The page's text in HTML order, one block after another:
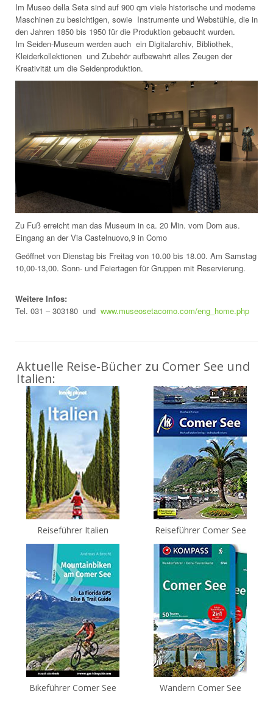
Im Museo della Seta sind auf 900 qm viele historische und moderne
Maschinen zu besichtigen, sowie Instrumente und Webstühle, die in
den Jahren 1850 bis 1950 für die Produktion gebaucht wurden.
Im Seiden-Museum werden auch ein Digitalarchiv, Bibliothek,
Kleiderkollektionen und Zubehör aufbewahrt alles Zeugen der
Kreativität um die Seidenproduktion.
Zu Fuß erreicht man das Museum in ca. 20 Min. vom Dom aus.
Eingang an der Via Castelnuovo,9 in Como
Geöffnet von Dienstag bis Freitag von 10.00 bis 18.00. Am Samstag
10,00-13,00. Sonn- und Feiertagen für Gruppen mit Reservierung.
Weitere Infos:
Tel. 031 – 303180 und www.museosetacomo.com/eng_home.php
Aktuelle Reise-Bücher zu Comer See und
Italien:
Reiseführer Italien Reiseführer Comer See
Bikeführer Comer See Wandern Comer See